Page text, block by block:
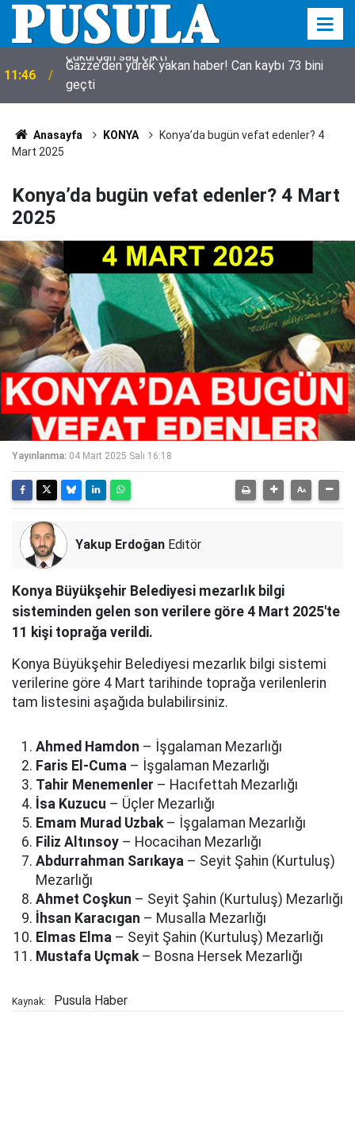
11:46
Gazze’den yürek yakan haber! Can kaybı 73 bini
geçti
Anasayfa KONYA
Konya’da bugün vefat edenler? 4
Mart 2025
Konya’da bugün vefat edenler? 4 Mart
2025
Yayınlanma: 04 Mart 2025 Salı 16:18
Yakup Erdoğan Editör
Konya Büyükşehir Belediyesi mezarlık bilgi
sisteminden gelen son verilere göre 4 Mart 2025'te
11 kişi toprağa verildi.
Konya Büyükşehir Belediyesi mezarlık bilgi sistemi
verilerine göre 4 Mart tarihinde toprağa verilenlerin
tam listesini aşağıda bulabilirsiniz.
Ahmed Hamdon – İşgalaman Mezarlığı
Faris El-Cuma – İşgalaman Mezarlığı
Tahir Menemenler – Hacıfettah Mezarlığı
İsa Kuzucu – Üçler Mezarlığı
Emam Murad Uzbak– İşgalaman Mezarlığı
Filiz Altınsoy – Hocacihan Mezarlığı
Abdurrahman Sarıkaya – Seyit Şahin (Kurtuluş)
Mezarlığı
Ahmet Coşkun – Seyit Şahin (Kurtuluş) Mezarlığı
İhsan Karacıgan – Musalla Mezarlığı
Elmas Elma – Seyit Şahin (Kurtuluş) Mezarlığı
Mustafa Uçmak– Bosna Hersek Mezarlığı
Kaynak: Pusula Haber